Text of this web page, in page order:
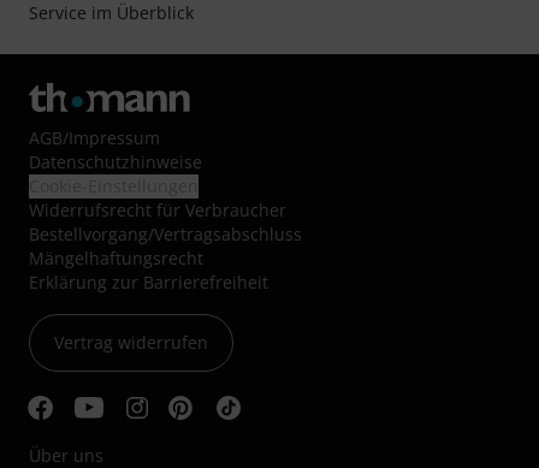
Service im Überblick
AGB/Impressum
Datenschutzhinweise
Widerrufsrecht für Verbraucher
Bestellvorgang/Vertragsabschluss
Mängelhaftungsrecht
Erklärung zur Barrierefreiheit
Vertrag widerrufen
Über uns